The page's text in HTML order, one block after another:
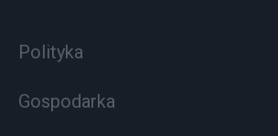
Polityka
Gospodarka